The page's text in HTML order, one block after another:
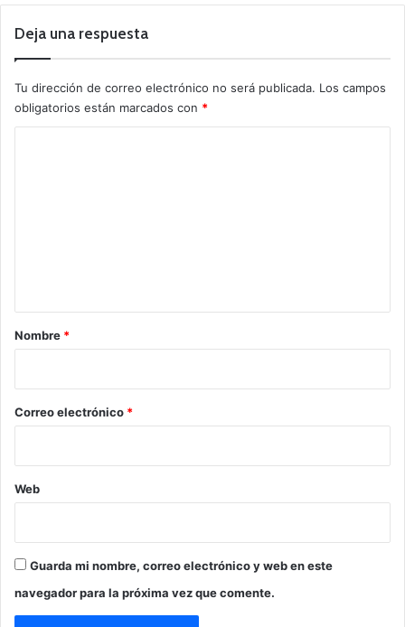
Deja una respuesta
Tu dirección de correo electrónico no será publicada. Los campos
obligatorios están marcados con *
r
*
Nombre *
Correo electrónico *
Web
Guarda mi nombre, correo electrónico y web en este
navegador para la próxima vez que comente.